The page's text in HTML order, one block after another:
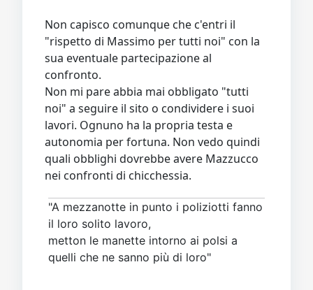
Non capisco comunque che c'entri il
"rispetto di Massimo per tutti noi" con la
sua eventuale partecipazione al
confronto.
Non mi pare abbia mai obbligato "tutti
noi" a seguire il sito o condividere i suoi
lavori. Ognuno ha la propria testa e
autonomia per fortuna. Non vedo quindi
quali obblighi dovrebbe avere Mazzucco
nei confronti di chicchessia.
"A mezzanotte in punto i poliziotti fanno
il loro solito lavoro,
metton le manette intorno ai polsi a
quelli che ne sanno più di loro"